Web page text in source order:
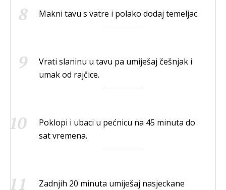
Makni tavu s vatre i polako dodaj temeljac.
Vrati slaninu u tavu pa umiješaj češnjak i
umak od rajčice.
Poklopi i ubaci u pećnicu na 45 minuta do
sat vremena.
Zadnjih 20 minuta umiješaj nasjeckane